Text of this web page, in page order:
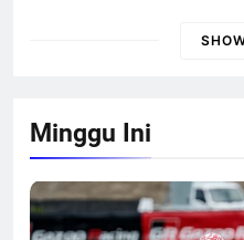
Minggu Ini